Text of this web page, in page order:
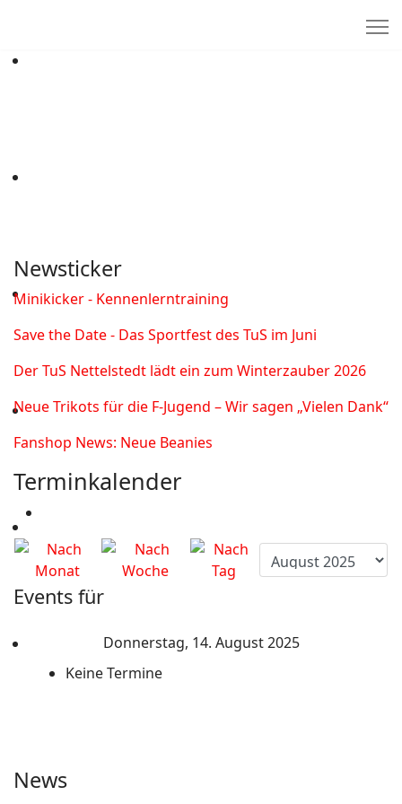
Newsticker
Minikicker - Kennenlerntraining
Save the Date - Das Sportfest des TuS im Juni
Der TuS Nettelstedt lädt ein zum Winterzauber 2026
Neue Trikots für die F-Jugend – Wir sagen „Vielen Dank“
Fanshop News: Neue Beanies
Terminkalender
Events für
Donnerstag, 14. August 2025
Keine Termine
News